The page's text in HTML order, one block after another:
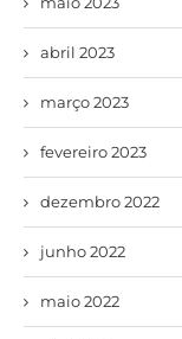
abril 2023
março 2023
fevereiro 2023
dezembro 2022
junho 2022
maio 2022